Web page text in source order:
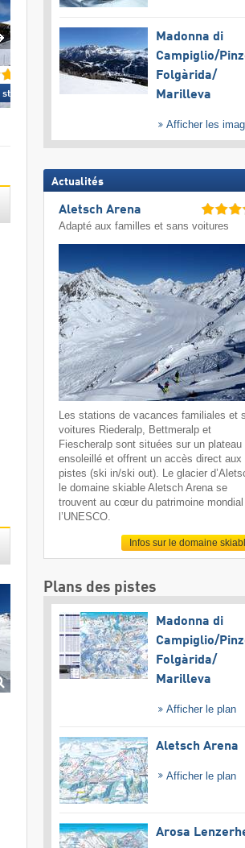
station de ski familiale » Excellent
Madonna di
Campiglio/​
Folgàrida/​
Marilleva
Afficher les
Actualités
Aletsch Arena
Adapté aux familles et sans voitures
Les stations de vacances familiales et
voitures Riederalp, Bettmeralp et
Fiescheralp sont situées sur un plateau
ensoleillé et offrent un accès direct aux
pistes (ski in/ski out). Le glacier
le domaine skiable Aletsch Arena se
trouvent au cœur du patrimoine
l’UNESCO.
Infos sur le domaine
Plans des pistes
Madonna di
Campiglio/​
Folgàrida/​
Marilleva
Afficher le plan
Aletsch Arena
Afficher le plan
Arosa